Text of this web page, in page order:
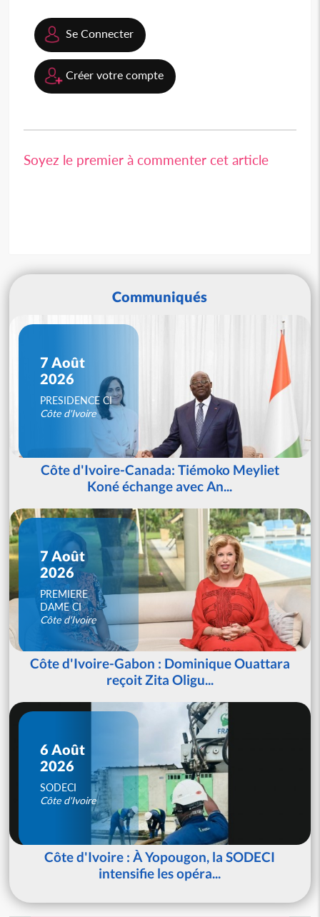
Se Connecter
Créer votre compte
Soyez le premier à commenter cet article
Communiqués
7 Août
2026
PRESIDENCE CI
Côte d'Ivoire
Côte d'Ivoire-Canada: Tiémoko Meyliet
Koné échange avec An...
7 Août
2026
PREMIERE
DAME CI
Côte d'Ivoire
Côte d'Ivoire-Gabon : Dominique Ouattara
reçoit Zita Oligu...
6 Août
2026
SODECI
Côte d'Ivoire
Côte d'Ivoire : À Yopougon, la SODECI
intensifie les opéra...